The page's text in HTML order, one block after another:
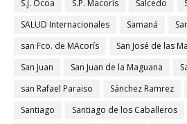
S.J. Ocoa
S.P. Macorís Salcedo
SALUD Internacionales
Samaná
san Fco. de MAcorís
San José de las
San Juan
San Juan de la Maguana
san Rafael Paraiso
Sánchez Ramrez
Santiago
Santiago de los Caballeros